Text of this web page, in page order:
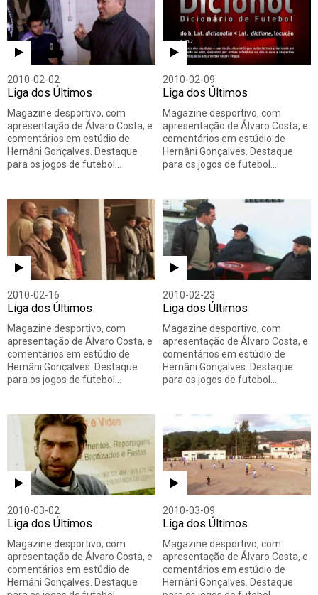
2010-02-02
Liga dos Últimos
Magazine desportivo, com
apresentação de Álvaro Costa, e
comentários em estúdio de
Hernâni Gonçalves. Destaque
para os jogos de futebol…
2010-02-09
Liga dos Últimos
Magazine desportivo, com
apresentação de Álvaro Costa, e
comentários em estúdio de
Hernâni Gonçalves. Destaque
para os jogos de futebol…
2010-02-16
Liga dos Últimos
Magazine desportivo, com
apresentação de Álvaro Costa, e
comentários em estúdio de
Hernâni Gonçalves. Destaque
para os jogos de futebol…
2010-02-23
Liga dos Últimos
Magazine desportivo, com
apresentação de Álvaro Costa, e
comentários em estúdio de
Hernâni Gonçalves. Destaque
para os jogos de futebol…
2010-03-02
Liga dos Últimos
Magazine desportivo, com
apresentação de Álvaro Costa, e
comentários em estúdio de
Hernâni Gonçalves. Destaque
2010-03-09
Liga dos Últimos
Magazine desportivo, com
apresentação de Álvaro Costa, e
comentários em estúdio de
Hernâni Gonçalves. Destaque